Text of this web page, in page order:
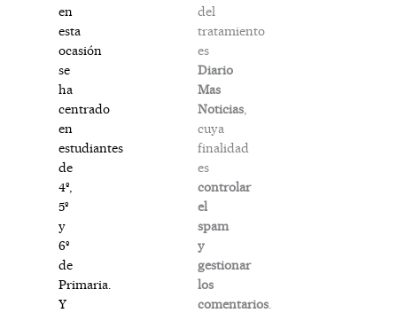
en
esta
ocasión
se
ha
centrado
en
estudiantes
de
4º,
5º
y
6º
de
Primaria.
Y
del
tratamiento
es
Diario
Mas
Noticias
cuya
finalidad
es
controlar
el
spam
y
gestionar
los
comentarios